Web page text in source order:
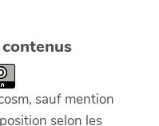
sauf mention
selon les